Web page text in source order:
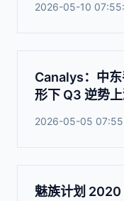
2026-05-10
Canalys：中
形下 Q3 逆势
2026-05-05
魅族计划 2020